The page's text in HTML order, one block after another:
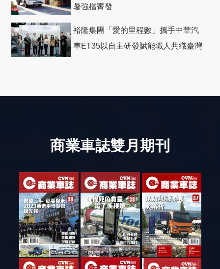
暑強檔齊發
裕隆集團「愛的里程數」攜手中華汽
車ET35以自主研發賦能職人共織臺灣
商業車誌雙月期刊